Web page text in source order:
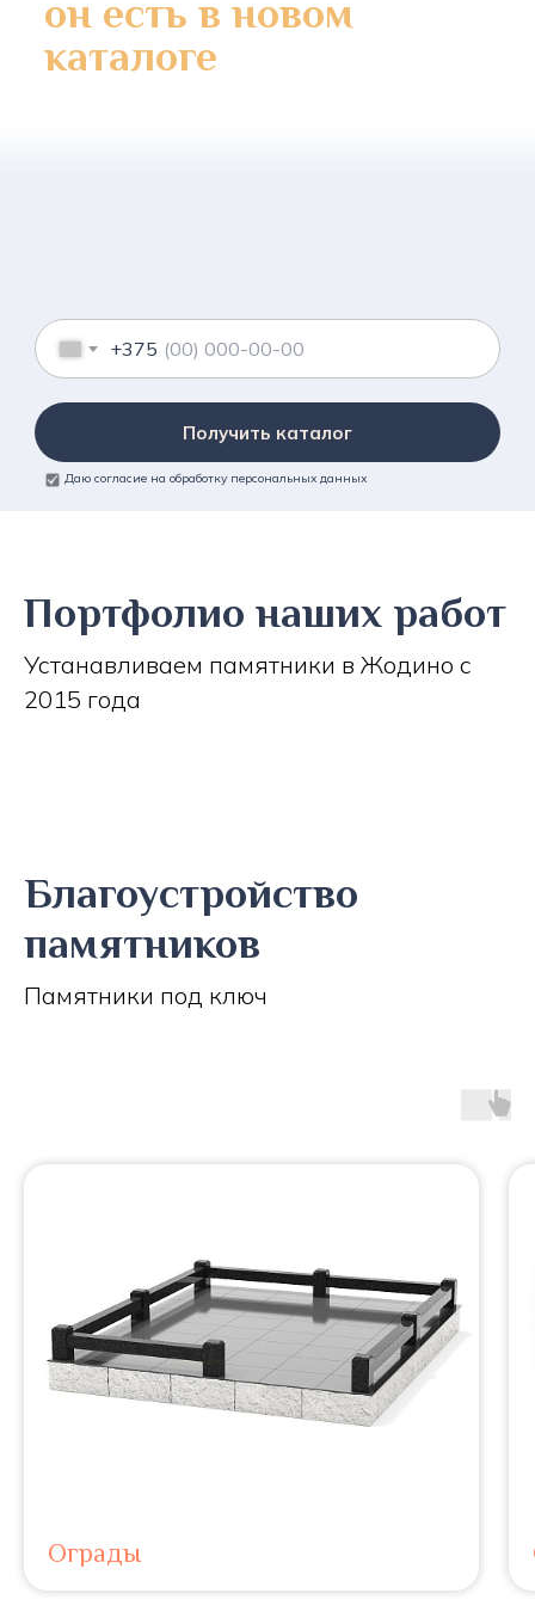
он есть в новом
каталоге
+375
Получить каталог
Даю согласие на обработку персональных данных
Портфолио наших работ
Устанавливаем памятники в Жодино с
2015 года
Благоустройство
памятников
Памятники под ключ
Ограды